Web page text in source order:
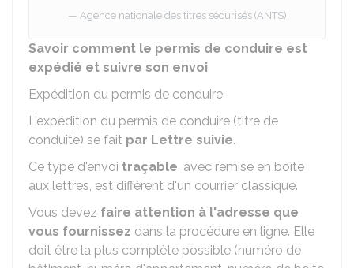
Agence nationale des titres sécurisés (ANTS)
Savoir comment le permis de conduire est
expédié et suivre son envoi
Expédition du permis de conduire
L'expédition du permis de conduire (titre de
conduite) se fait par Lettre suivie.
Ce type d'envoi traçable, avec remise en boîte
aux lettres, est différent d'un courrier classique.
Vous devez faire attention à l'adresse que
vous fournissez dans la procédure en ligne. Elle
doit être la plus complète possible (numéro de